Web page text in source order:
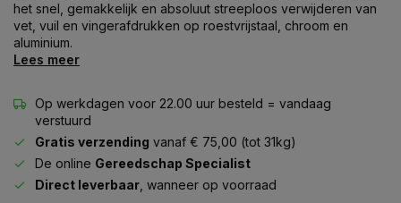
het snel, gemakkelijk en absoluut streeploos verwijderen van
vet, vuil en vingerafdrukken op roestvrijstaal, chroom en
aluminium.
Lees meer
Op werkdagen voor 22.00 uur besteld = vandaag
verstuurd
Gratis verzending vanaf € 75,00 (tot 31kg)
De online Gereedschap Specialist
Direct leverbaar , wanneer op voorraad